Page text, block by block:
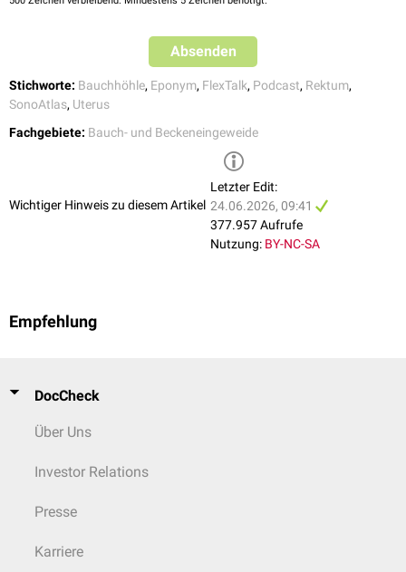
Absenden
Stichworte: Bauchhöhle, Eponym, FlexTalk, Podcast, Rektum,
SonoAtlas, Uterus
Fachgebiete: Bauch- und Beckeneingeweide
Wichtiger Hinweis zu diesem Artikel
Letzter Edit:
24.06.2026, 09:41
377.957 Aufrufe
Nutzung: BY-NC-SA
Empfehlung
DocCheck
Über Uns
Investor Relations
Presse
Karriere